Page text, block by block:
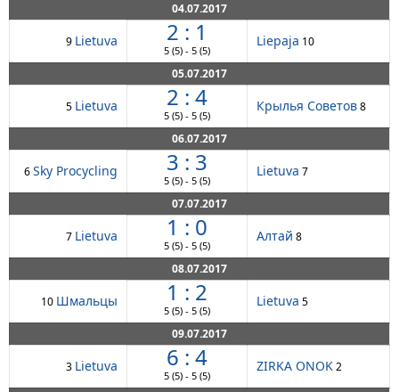
04.07.2017
9 Lietuva 2 : 1
5 (5) - 5 (5)
Liepaja 10
05.07.2017
5 Lietuva 2 : 4
5 (5) - 5 (5)
Крылья Советов8
06.07.2017
6Sky Procycling 3 : 3
5 (5) - 5 (5)
Lietuva 7
07.07.2017
7 Lietuva 1 : 0
5 (5) - 5 (5)
Алтай 8
08.07.2017
10 Шмальцы 1 : 2
5 (5) - 5 (5)
Lietuva 5
09.07.2017
3 Lietuva 6 : 4
5 (5) - 5 (5)
ZIRKA ONOK2